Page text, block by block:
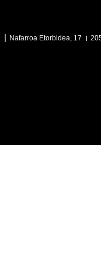
Nafarroa Etorbidea, 17